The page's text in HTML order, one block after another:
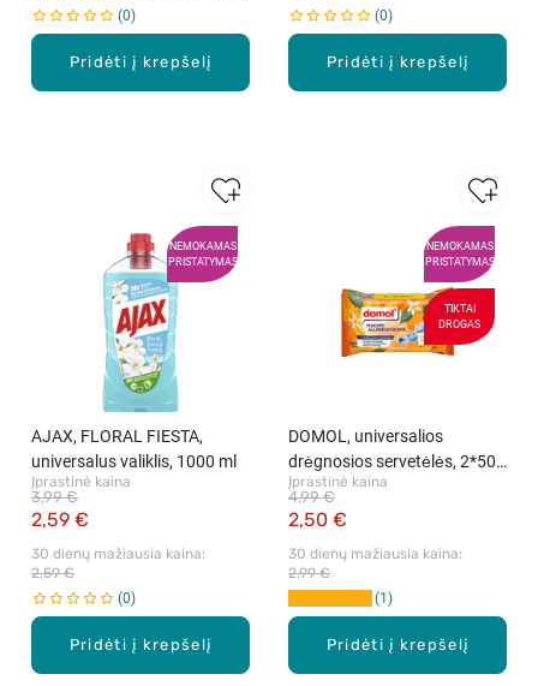
Pridėti į krepšelį
0
Pridėti į krepšelį
0
NEMOKAMAS
PRISTATYMAS
Pridėti į krepšelį
AJAX, FLORAL FIESTA,
universalus valiklis, 1000 ml
Įprastinė kaina
2,59 €
3,99 €
30 dienų mažiausia kaina:
2,59 €
0
NEMOKAMAS
PRISTATYMAS
TIKTAI
DROGAS
Pridėti į krepšelį
DOMOL, universalios
drėgnosios servetėlės, 2*50
vnt.
Įprastinė kaina
2,50 €
4,99 €
30 dienų mažiausia kaina:
2,99 €
1